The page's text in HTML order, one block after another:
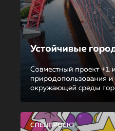
Устойчивые
Совместный проект +1
природопользования и
окружающей среды
СПЕЦПРОЕКТ